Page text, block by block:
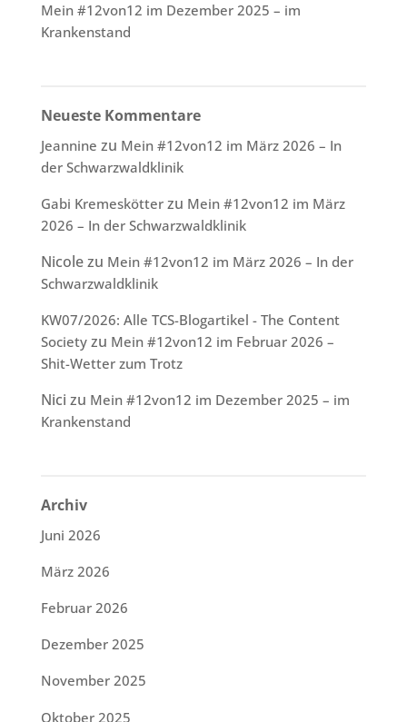
Mein #12von12 im Dezember 2025 – im
Krankenstand
Neueste Kommentare
Jeannine zu Mein #12von12 im März 2026 – In
der Schwarzwaldklinik
Gabi Kremeskötterzu Mein #12von12 im März
2026 – In der Schwarzwaldklinik
Nicolezu Mein #12von12 im März 2026 – In der
Schwarzwaldklinik
KW07/2026: Alle TCS-Blogartikel - The Content
Societyzu Mein #12von12 im Februar 2026 –
Shit-Wetter zum Trotz
Nici zu Mein #12von12 im Dezember 2025 – im
Krankenstand
Archiv
Juni 2026
März 2026
Februar 2026
Dezember 2025
November 2025
Oktober 2025